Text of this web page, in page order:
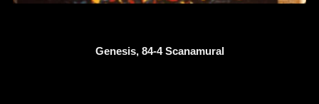
Genesis, 84-4 Scanamural